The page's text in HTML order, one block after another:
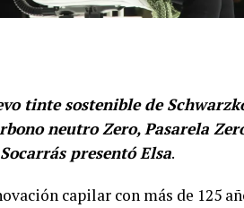
tinte sostenible de
neutro Zero, Pasarela
presentó Elsa.
capilar con más de 125